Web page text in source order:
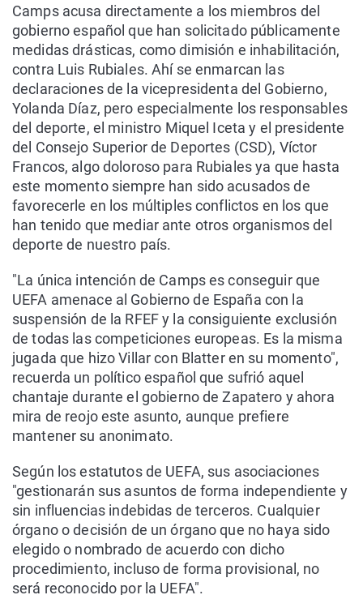
Camps acusa directamente a los miembros del
gobierno español que han solicitado públicamente
medidas drásticas, como dimisión e inhabilitación,
contra Luis Rubiales. Ahí se enmarcan las
declaraciones de la vicepresidenta del Gobierno,
Yolanda Díaz, pero especialmente los responsables
del deporte, el ministro Miquel Iceta y el presidente
del Consejo Superior de Deportes (CSD), Víctor
Francos, algo doloroso para Rubiales ya que hasta
este momento siempre han sido acusados de
favorecerle en los múltiples conflictos en los que
han tenido que mediar ante otros organismos del
deporte de nuestro país.
"La única intención de Camps es conseguir que
UEFA amenace al Gobierno de España con la
suspensión de la RFEF y la consiguiente exclusión
de todas las competiciones europeas. Es la misma
jugada que hizo Villar con Blatter en su momento",
recuerda un político español que sufrió aquel
chantaje durante el gobierno de Zapatero y ahora
mira de reojo este asunto, aunque prefiere
mantener su anonimato.
Según los estatutos de UEFA, sus asociaciones
"gestionarán sus asuntos de forma independiente y
sin influencias indebidas de terceros. Cualquier
órgano o decisión de un órgano que no haya sido
elegido o nombrado de acuerdo con dicho
procedimiento, incluso de forma provisional, no
será reconocido por la UEFA".